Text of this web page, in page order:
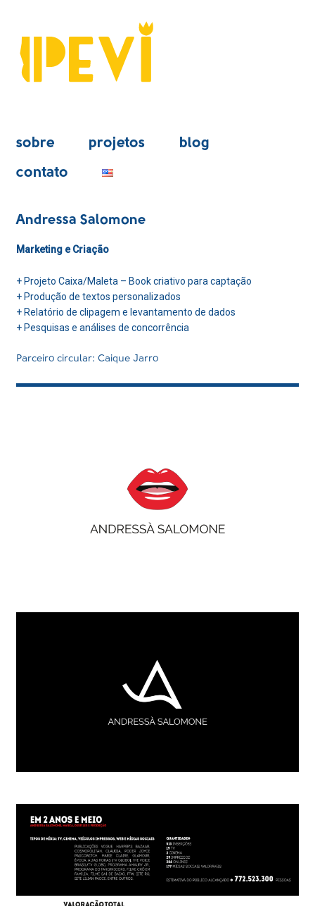
sobre projetos blog
contato
Andressa Salomone
Marketing e Criação
+ Projeto Caixa/Maleta – Book criativo para captação
+ Produção de textos personalizados
+ Relatório de clipagem e levantamento de dados
+ Pesquisas e análises de concorrência
Parceiro circular: Caique Jarro